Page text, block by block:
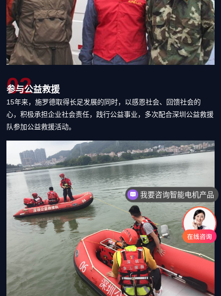
02
参与公益救援
15年来，施罗德取得长足发展的同时，以感恩社会、回馈社会的
心，积极承担企业社会责任，践行公益事业，多次配合深圳公益救援
队参加公益救援活动。
我要咨询管道检测机器人
我要咨询智能电机产品